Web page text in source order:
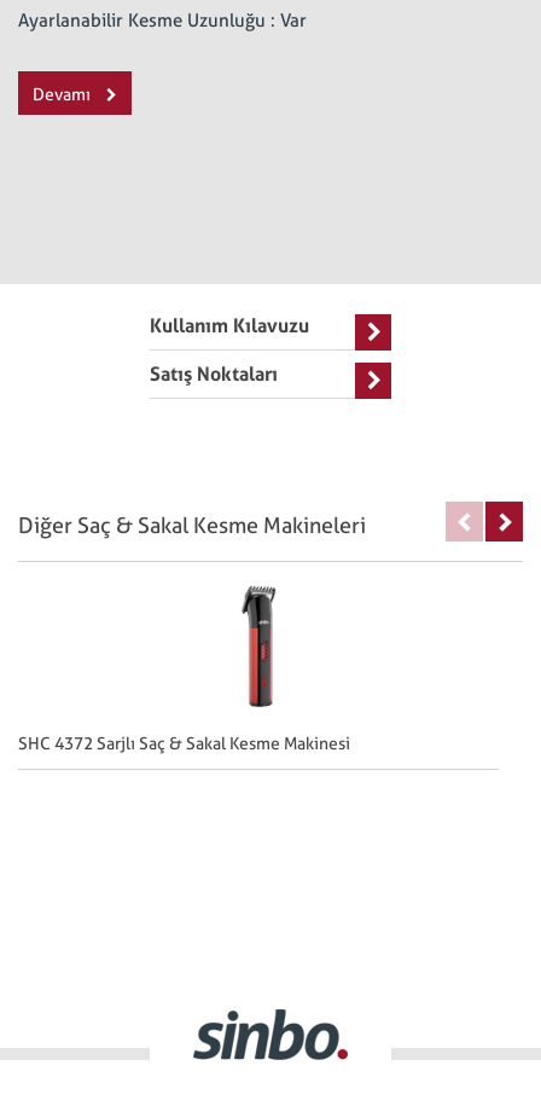
Ayarlanabilir Kesme Uzunluğu : Var
Devamı
Kullanım Kılavuzu
Satış Noktaları
Diğer Saç & Sakal Kesme Makineleri
SHC 4372 Sarjlı Saç & Sakal Kesme Makinesi